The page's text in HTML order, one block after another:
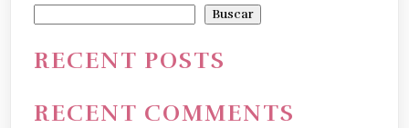
Buscar
RECENT POSTS
RECENT COMMENTS